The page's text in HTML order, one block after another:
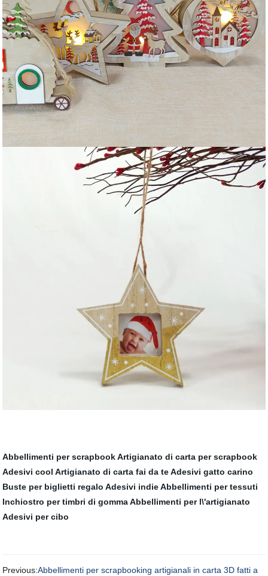
Abbellimenti per scrapbook Artigianato di carta per scrapbook
Adesivi cool Artigianato di carta fai da te Adesivi gatto carino
Buste per biglietti regalo Adesivi indie Abbellimenti per tessuti
Inchiostro per timbri di gomma Abbellimenti per l\'artigianato
Adesivi per cibo
Previous:Abbellimenti per scrapbooking artigianali in carta 3D fatti a